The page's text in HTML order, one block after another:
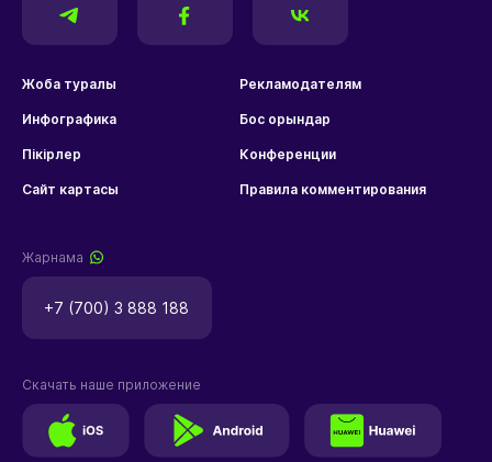
Жоба туралы Рекламодателям
Инфографика Бос орындар
Пікірлер Конференции
Сайт картасы Правила комментирования
Жарнама
+7 (700) 3 888 188
Скачать наше приложение